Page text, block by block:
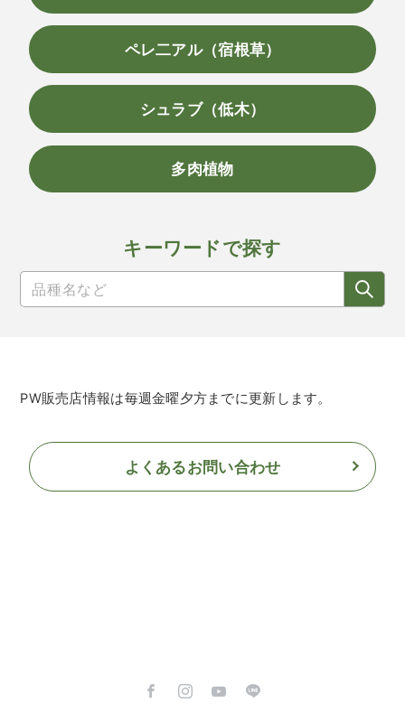
ペレ二アル（宿根草）
シュラブ（低木）
多肉植物
キーワードで探す
PW販売店情報は毎週金曜夕方までに更新します。
よくあるお問い合わせ